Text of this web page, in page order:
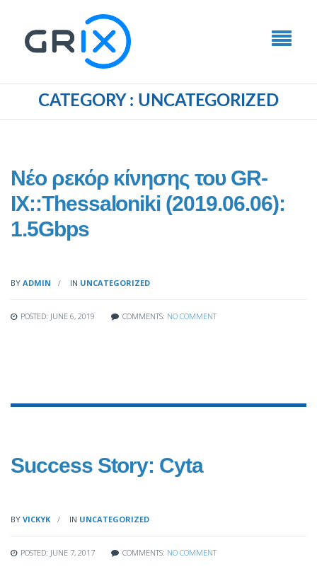
CATEGORY : UNCATEGORIZED
Νέο ρεκόρ κίνησης του GR-
IX::Thessaloniki (2019.06.06):
1.5Gbps
BY ADMIN IN UNCATEGORIZED
POSTED: JUNE 6, 2019 COMMENTS: NO COMMENT
Success Story: Cyta
BY VICKYK IN UNCATEGORIZED
POSTED: JUNE 7, 2017 COMMENTS: NO COMMENT